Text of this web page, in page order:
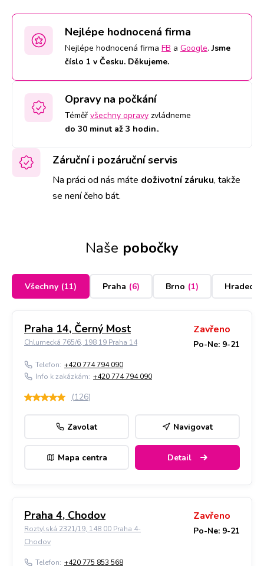
Nejlépe hodnocená firma
Nejlépe hodnocená firma FB a Google.Jsme
číslo 1 v Česku. Děkujeme.
Opravy na počkání
Téměř všechny opravy zvládneme
do 30 minut až 3 hodin..
Záruční i pozáruční servis
Na práci od nás máte doživotní záruku, takže
se není čeho bát.
Naše pobočky
Všechny (11) Praha (6) Brno (1) Hradec
Praha 14, Černý Most
Chlumecká 765/6, 198 19 Praha 14
Zavřeno
Po-Ne: 9-21
Telefon: +420 774 794 090
Info k zakázkám: +420 774 794 090
(126)
Zavolat Navigovat
Mapa centra Detail
Praha 4, Chodov
Roztylská 2321/19, 148 00 Praha 4-
Chodov
Zavřeno
Po-Ne: 9-21
Telefon: +420 775 853 568